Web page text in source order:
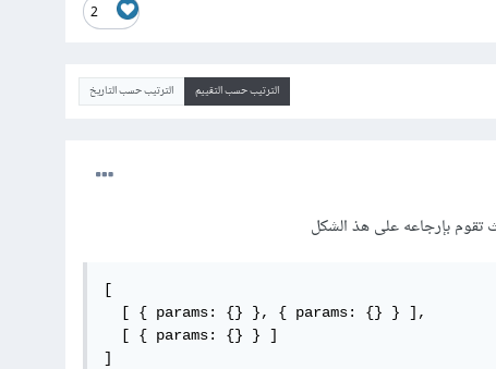
2
الترتيب حسب التقييم الترتيب حسب التاريخ
تقوم بإرجاعه على هذ الشكل
[
  [ { params: {} }, { params: {} } ],
  [ { params: {} } ]
]